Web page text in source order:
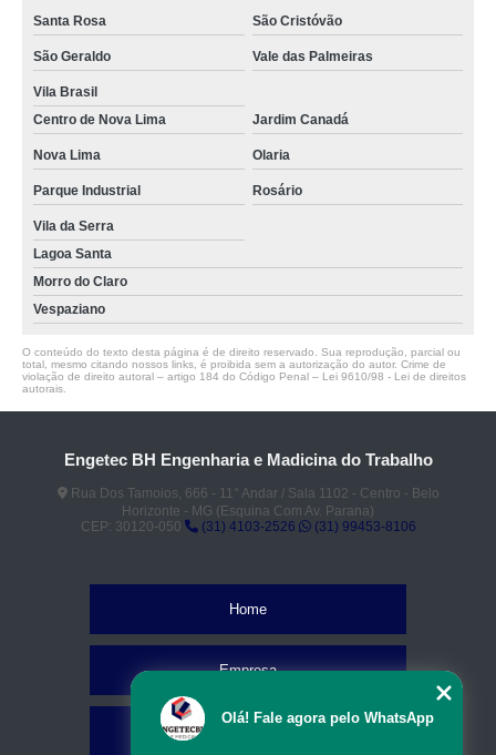
Santa Rosa São Cristóvão
São Geraldo Vale das Palmeiras
Vila Brasil
Centro de Nova Lima
Jardim Canadá
Nova Lima Olaria
Parque Industrial Rosário
Vila da Serra
Lagoa Santa
Morro do Claro
Vespaziano
O conteúdo do texto desta página é de direito reservado. Sua reprodução, parcial ou
total, mesmo citando nossos links, é proibida sem a autorização do autor. Crime de
violação de direito autoral – artigo 184 do Código Penal – Lei 9610/98 - Lei de direitos
autorais
Engetec BH Engenharia e Madicina do Trabalho
Rua Dos Tamoios, 666 - 11° Andar / Sala 1102 - Centro - Belo
Horizonte - MG (Esquina Com Av. Parana)
CEP: 30120-050
(31) 4103-2526 (31) 99453-8106
Home
Empresa
Olá! Fale agora pelo WhatsApp